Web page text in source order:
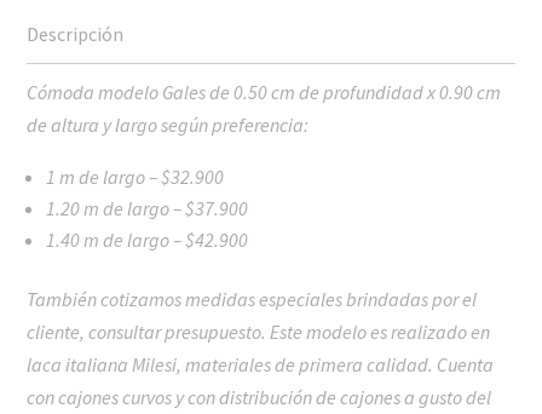
Cómoda modelo Gales de 0.50 cm de profundidad x 0.90 cm
de altura y largo según preferencia:
1 m de largo – $32.900
1.20 m de largo – $37.900
1.40 m de largo – $42.900
También cotizamos medidas especiales brindadas por el
cliente, consultar presupuesto. Este modelo es realizado en
laca italiana Milesi, materiales de primera calidad. Cuenta
con cajones curvos y con distribución de cajones a gusto del